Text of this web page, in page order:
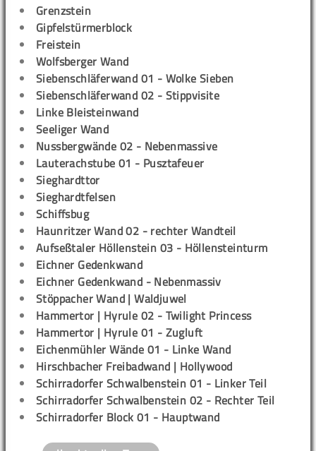
Grenzstein
Gipfelstürmerblock
Freistein
Wolfsberger Wand
Siebenschläferwand 01 - Wolke Sieben
Siebenschläferwand 02 - Stippvisite
Linke Bleisteinwand
Seeliger Wand
Nussbergwände 02 - Nebenmassive
Lauterachstube 01 - Pusztafeuer
Sieghardttor
Sieghardtfelsen
Schiffsbug
Haunritzer Wand 02 - rechter Wandteil
Aufseßtaler Höllenstein 03 - Höllensteinturm
Eichner Gedenkwand
Eichner Gedenkwand - Nebenmassiv
Stöppacher Wand | Waldjuwel
Hammertor | Hyrule 02 - Twilight Princess
Hammertor | Hyrule 01 - Zugluft
Eichenmühler Wände 01 - Linke Wand
Hirschbacher Freibadwand | Hollywood
Schirradorfer Schwalbenstein 01 - Linker Teil
Schirradorfer Schwalbenstein 02 - Rechter Teil
Schirradorfer Block 01 - Hauptwand